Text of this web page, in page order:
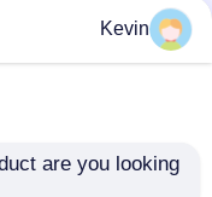
9 قطعة من كربيد
Kevin
are you looking